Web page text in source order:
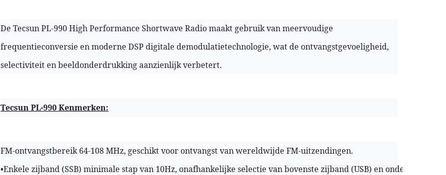
De Tecsun PL-990 High Performance Shortwave Radio maakt gebruik van meervoudige
frequentieconversie en moderne DSP digitale demodulatietechnologie, wat de ontvangstgevoeligheid,
selectiviteit en beeldonderdrukking aanzienlijk verbetert.
Tecsun PL-990 Kenmerken:
FM-ontvangstbereik 64-108 MHz, geschikt voor ontvangst van wereldwijde FM-uitzendingen.
•Enkele zijband (SSB) minimale stap van 10Hz, onafhankelijke selectie van bovenste zijband (USB) en onderste